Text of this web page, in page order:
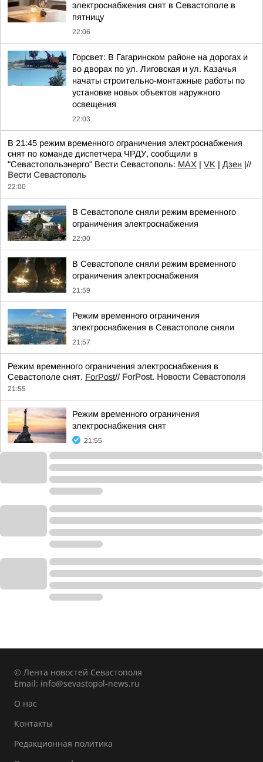
электроснабжения снят в Севастополе в
пятницу
22:06
Горсвет: В Гагаринском районе на дорогах и
во дворах по ул. Лиговская и ул. Казачья
начаты строительно-монтажные работы по
установке новых объектов наружного
освещения
22:03
В 21:45 режим временного ограничения электроснабжения
снят по команде диспетчера ЧРДУ, сообщили в
"Севастопольэнерго" Вести Севастополь: MAX | VK | Дзен |//
Вести Севастополь
22:00
В Севастополе сняли режим временного
ограничения электроснабжения
22:00
В Севастополе сняли режим временного
ограничения электроснабжения
21:59
Режим временного ограничения
электроснабжения в Севастополе сняли
21:57
Режим временного ограничения электроснабжения в
Севастополе снят. ForPost// ForPost. Новости Севастополя
21:55
Режим временного ограничения
электроснабжения снят
21:55
© Лента новостей Севастополя
Email: info@sevastopol-news.ru
О нас
Контакты
Редакционная политика